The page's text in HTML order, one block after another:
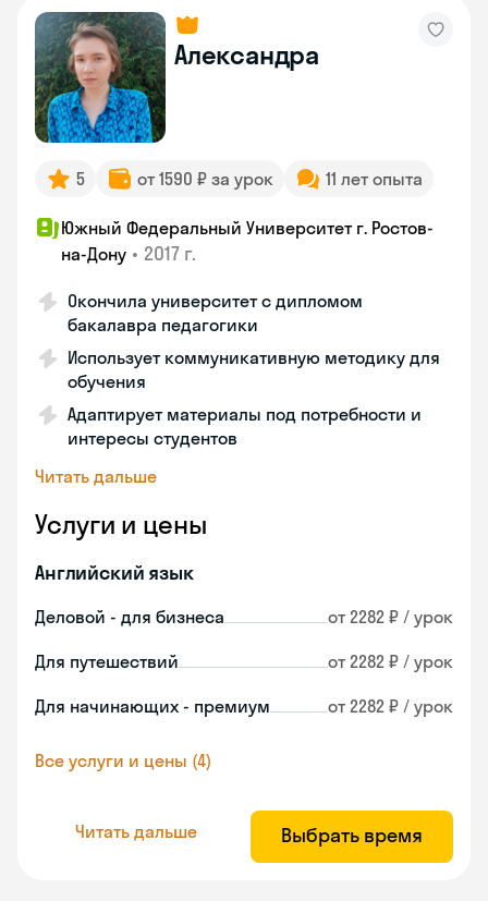
Александра
5 от 1590 ₽ за урок 11 лет опыта
Южный Федеральный Университет г. Ростов-
на-Дону • 2017 г.
Окончила университет с дипломом
бакалавра педагогики
Использует коммуникативную методику для
обучения
Адаптирует материалы под потребности и
интересы студентов
Читать дальше
Услуги и цены
Английский язык
Деловой - для бизнеса от 2282 ₽ / урок
Для путешествий от 2282 ₽ / урок
Для начинающих - премиум от 2282 ₽ / урок
Все услуги и цены (4)
Читать дальше Выбрать время